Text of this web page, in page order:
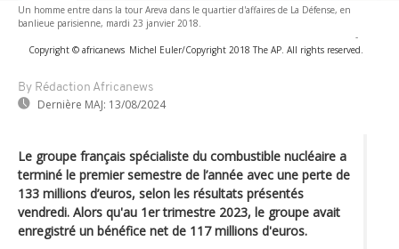
Un homme entre dans la tour Areva dans le quartier d'affaires de La Défense, en
banlieue parisienne, mardi 23 janvier 2018.
-
Copyright © africanews Michel Euler/Copyright 2018 The AP. All rights reserved.
By Rédaction Africanews
Dernière MAJ: 13/08/2024
Le groupe français spécialiste du combustible nucléaire a
terminé le premier semestre de l’année avec une perte de
133 millions d’euros, selon les résultats présentés
vendredi. Alors qu'au 1er trimestre 2023, le groupe avait
enregistré un bénéfice net de 117 millions d'euros.